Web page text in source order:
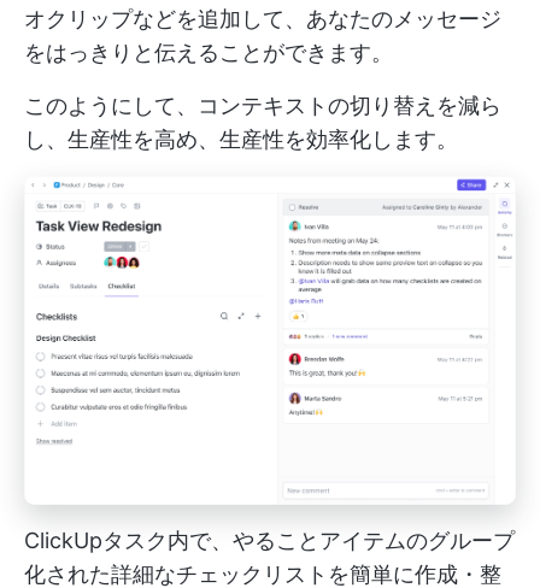
オクリップなどを追加して、あなたのメッセージ
をはっきりと伝えることができます。
このようにして、コンテキストの切り替えを減ら
し、生産性を高め、生産性を効率化します。
ClickUpタスク内で、やることアイテムのグループ
化された詳細なチェックリストを簡単に作成・整